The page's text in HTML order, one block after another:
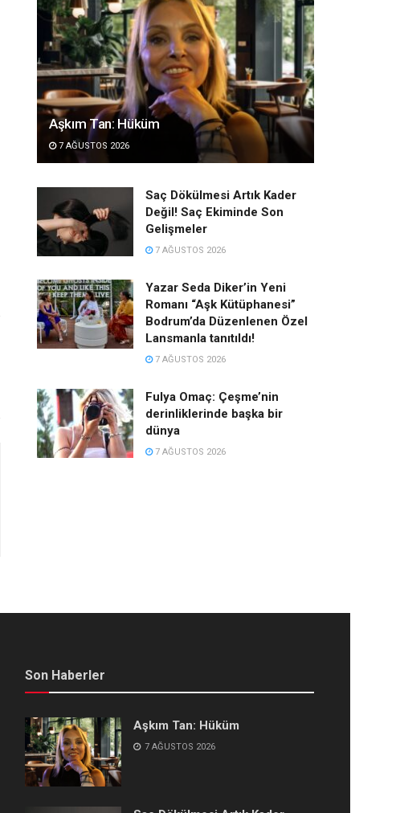
Aşkım Tan: Hüküm
7 AĞUSTOS 2026
Saç Dökülmesi Artık Kader
Değil! Saç Ekiminde Son
Gelişmeler
7 AĞUSTOS 2026
Yazar Seda Diker’in Yeni
Romanı “Aşk Kütüphanesi”
Bodrum’da Düzenlenen Özel
Lansmanla tanıtıldı!
7 AĞUSTOS 2026
Fulya Omaç: Çeşme’nin
derinliklerinde başka bir
dünya
7 AĞUSTOS 2026
Son Haberler
Aşkım Tan: Hüküm
7 AĞUSTOS 2026